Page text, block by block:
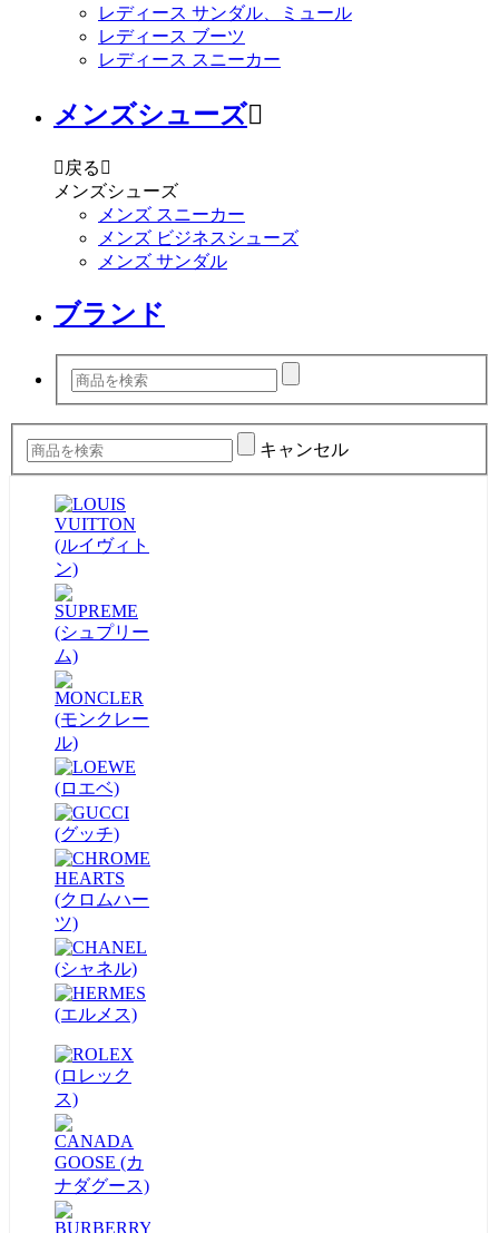
レディース サンダル、ミュール
レディース ブーツ
レディース スニーカー
メンズシューズ
 戻る 
メンズシューズ
メンズ スニーカー
メンズ ビジネスシューズ
メンズ サンダル
ブランド
キャンセル